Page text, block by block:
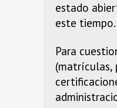
estado
este tiempo.
Para
(matrículas,